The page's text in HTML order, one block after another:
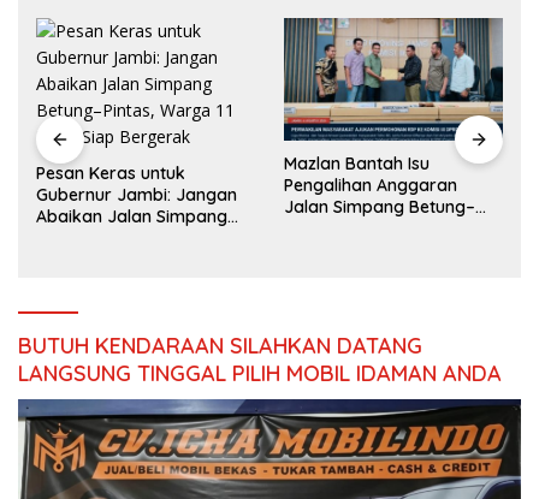
Pesan Keras untuk
Gubernur Jambi: Jangan
Abaikan Jalan Simpang
Mazlan Bantah Isu
Pengalihan Anggaran
Jalan Simpang Betung–
BUTUH KENDARAAN SILAHKAN DATANG
LANGSUNG TINGGAL PILIH MOBIL IDAMAN ANDA